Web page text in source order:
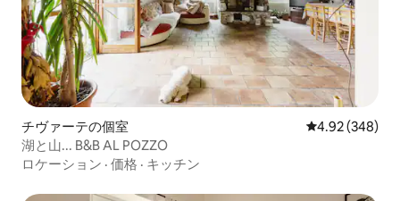
チヴァーテの個室 レビュー348
4.92 (348)
湖と山... B&B AL POZZO
ロケーション · 価格 · キッチン